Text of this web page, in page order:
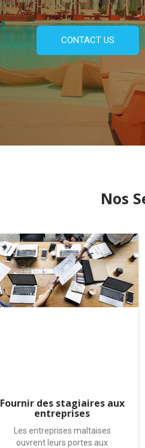
CONTACT US
Nos
Fournir des stagiaires aux
entreprises
Les entreprises maltaises
ouvrent leurs portes aux